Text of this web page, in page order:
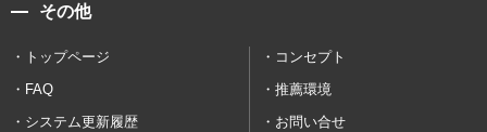
その他
トップページ
コンセプト
FAQ
推薦環境
システム更新履歴
お問い合せ